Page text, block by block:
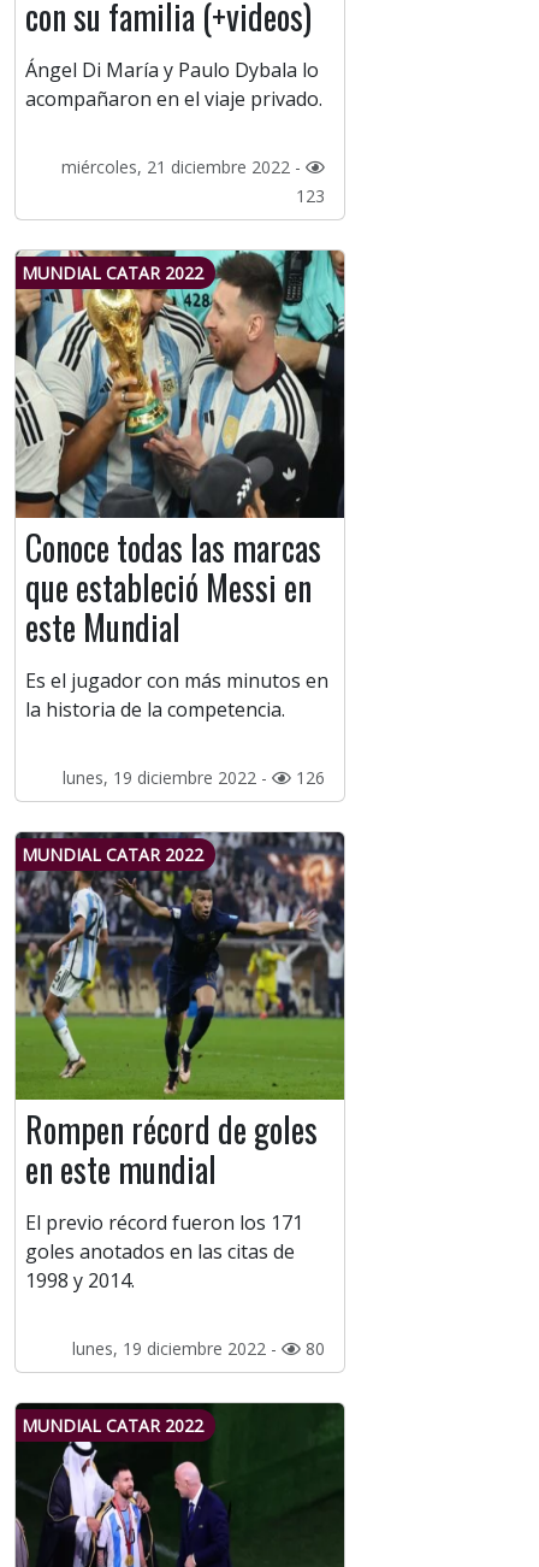
con su familia (+videos)
Ángel Di María y Paulo Dybala lo
acompañaron en el viaje privado.
miércoles, 21 diciembre 2022 -
123
MUNDIAL CATAR 2022
Conoce todas las marcas
que estableció Messi en
este Mundial
Es el jugador con más minutos en
la historia de la competencia.
lunes, 19 diciembre 2022 - 126
MUNDIAL CATAR 2022
Rompen récord de goles
en este mundial
El previo récord fueron los 171
goles anotados en las citas de
1998 y 2014.
lunes, 19 diciembre 2022 - 80
MUNDIAL CATAR 2022